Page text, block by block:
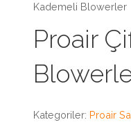
Kademeli Blowerler
Proair
Kategoriler: Proair